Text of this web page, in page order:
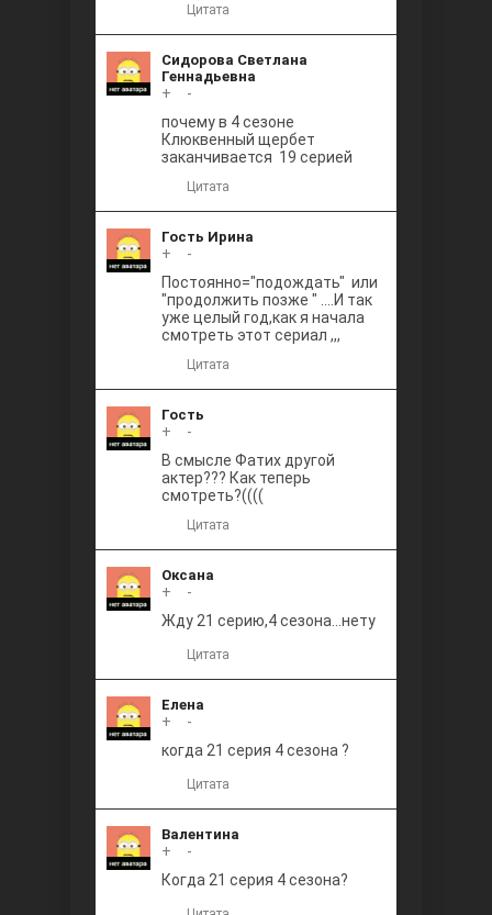
Ветреный
Цитата
Сидорова Светлана
Геннадьевна
+
-
почему в 4 сезоне
Клюквенный щербет
заканчивается 19 серией
Цитата
Гость Ирина
+
-
Постоянно="подождать" или
"продолжить позже " ....И так
уже целый год,как я начала
смотреть этот сериал ,,,
Цитата
Гость
+
-
В смысле Фатих другой
актер??? Как теперь
смотреть?((((
Цитата
Оксана
+
-
Жду 21 серию,4 сезона...нету
Цитата
Елена
+
-
когда 21 серия 4 сезона ?
Цитата
Валентина
+
-
Когда 21 серия 4 сезона?